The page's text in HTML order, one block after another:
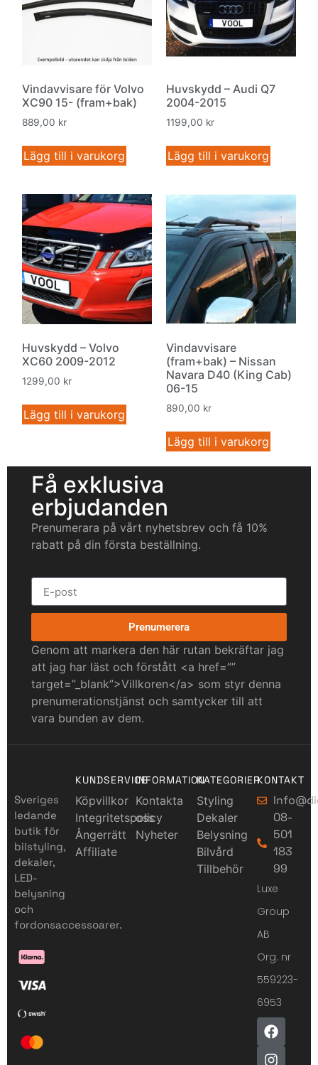
Vindavvisare för Volvo
XC90 15- (fram+bak)
889,00 kr
Lägg till i varukorg
Huvskydd – Audi Q7
2004-2015
1199,00 kr
Lägg till i varukorg
Huvskydd – Volvo
XC60 2009-2012
1299,00 kr
Lägg till i varukorg
Vindavvisare
(fram+bak) – Nissan
Navara D40 (King Cab)
06-15
890,00 kr
Lägg till i varukorg
Få exklusiva
erbjudanden
Prenumerara på vårt nyhetsbrev och få 10%
rabatt på din första beställning.
Prenumerera
Genom att markera den här rutan bekräftar jag
att jag har läst och förstått <a href=””
target=”_blank”>Villkoren</a> som styr denna
prenumerationstjänst och samtycker till att
vara bunden av dem.
Sveriges
ledande
butik för
bilstyling,
dekaler,
LED-
belysning
och
fordonsaccessoarer.
KUNDSERVICE
Köpvillkor
Integritetspolicy
Ångerrätt
Affiliate
INFORMATION
Kontakta
oss
Nyheter
KATEGORIER
Styling
Dekaler
Belysning
Bilvård
Tillbehör
KONTAKT
08-
501
183
99
Luxe
Group
AB
Org. nr
559223-
6953